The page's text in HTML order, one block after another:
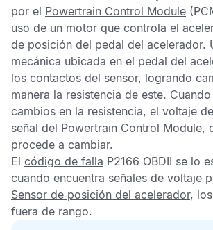
por el Powertrain Control Module
uso de un motor que controla el
de posición del pedal del acelerador.
mecánica ubicada en el pedal del
los contactos del sensor, logrando
manera la resistencia de este.
cambios en la resistencia, el voltaje
señal del Powertrain Control Module,
procede a cambiar.
El código de falla P2166 OBDII se lo
cuando encuentra señales de voltaje
Sensor de posición del acelerador,
fuera de rango.